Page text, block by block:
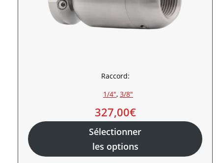
Raccord:
1/4″, 3/8″
327,00€
Sélectionner
les options